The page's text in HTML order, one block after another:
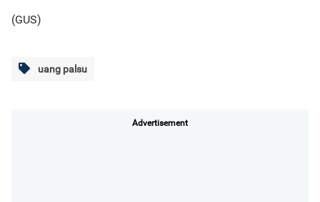
(GUS)
uang palsu
Advertisement